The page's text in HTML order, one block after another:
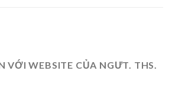
VỚI WEBSITE CỦA NGƯT. THS.